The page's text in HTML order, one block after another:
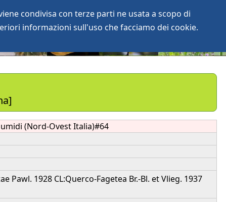
condivisa con terze parti ne usata a scopo di
informazioni sull'uso che facciamo dei cookie.
login
anArchive
(Nord-Ovest Italia)#64
Pawl. 1928 CL:Querco-Fagetea Br.-Bl. et Vlieg. 1937